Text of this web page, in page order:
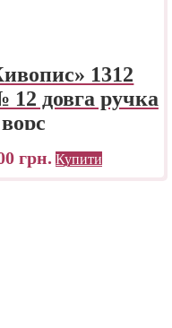
1312
довга ручка
грн. Купити